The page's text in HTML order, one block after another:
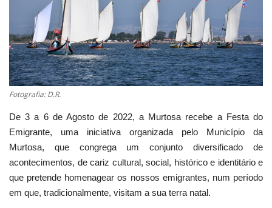
Estatuto Editorial
Saúde
Ficha técnica
Cultura
Lazer
Ambiente
Fotografia: D.R.
De 3 a 6 de Agosto de 2022, a Murtosa recebe a Festa do
Emigrante, uma iniciativa organizada pelo Município da
Murtosa, que congrega um conjunto diversificado de
acontecimentos, de cariz cultural, social, histórico e identitário e
que pretende homenagear os nossos emigrantes, num período
em que, tradicionalmente, visitam a sua terra natal.